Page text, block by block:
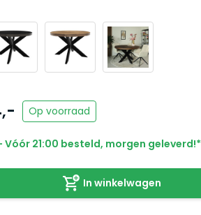
Op voorraad
21:00 besteld, morgen geleverd!*
In winkelwagen